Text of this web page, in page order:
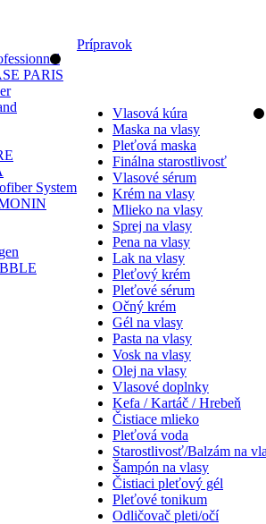
PARIS
System
Prípravok
Vlasová kúra
Maska na vlasy
Pleťová maska
Finálna starostlivosť
Vlasové sérum
Krém na vlasy
Mlieko na vlasy
Sprej na vlasy
Pena na vlasy
Lak na vlasy
Pleťový krém
Pleťové sérum
Očný krém
Gél na vlasy
Pasta na vlasy
Vosk na vlasy
Olej na vlasy
Vlasové doplnky
Kefa / Kartáč / Hrebeň
Čistiace mlieko
Pleťová voda
Starostlivosť/Balzám na
Šampón na vlasy
Čistiaci pleťový gél
Pleťové tonikum
Odličovač pleti/očí